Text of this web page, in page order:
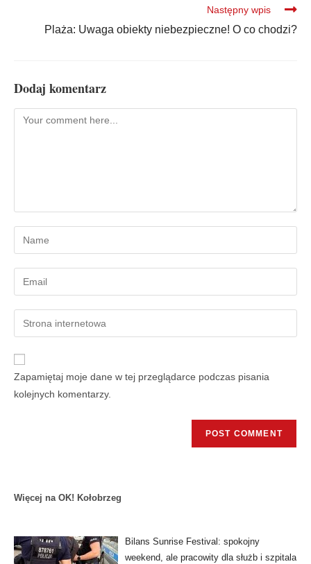
Następny wpis
Plaża: Uwaga obiekty niebezpieczne! O co chodzi?
Dodaj komentarz
Zapamiętaj moje dane w tej przeglądarce podczas pisania
kolejnych komentarzy.
Więcej na OK! Kołobrzeg
Bilans Sunrise Festival: spokojny
weekend, ale pracowity dla służb i szpitala